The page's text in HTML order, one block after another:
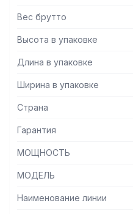
Вес брутто
Высота в упаковке
Длина в упаковке
Ширина в упаковке
Страна
Гарантия
МОЩНОСТЬ
МОДЕЛЬ
Наименование линии